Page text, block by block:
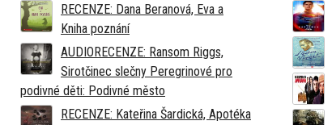
RECENZE: Dana Beranová, Eva a
Kniha poznání
AUDIORECENZE: Ransom Riggs,
Sirotčinec slečny Peregrinové pro
podivné děti: Podivné město
RECENZE: Kateřina Šardická, Apotéka